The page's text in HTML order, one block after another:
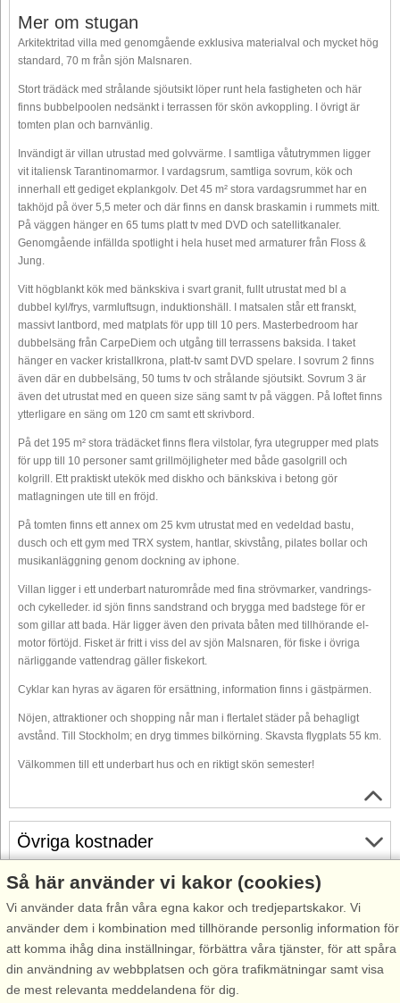
Mer om stugan
Arkitektritad villa med genomgående exklusiva materialval och mycket hög
standard, 70 m från sjön Malsnaren.
Stort trädäck med strålande sjöutsikt löper runt hela fastigheten och här
finns bubbelpoolen nedsänkt i terrassen för skön avkoppling. I övrigt är
tomten plan och barnvänlig.
Invändigt är villan utrustad med golvvärme. I samtliga våtutrymmen ligger
vit italiensk Tarantinomarmor. I vardagsrum, samtliga sovrum, kök och
innerhall ett gediget ekplankgolv. Det 45 m² stora vardagsrummet har en
takhöjd på över 5,5 meter och där finns en dansk braskamin i rummets mitt.
På väggen hänger en 65 tums platt tv med DVD och satellitkanaler.
Genomgående infällda spotlight i hela huset med armaturer från Floss &
Jung.
Vitt högblankt kök med bänkskiva i svart granit, fullt utrustat med bl a
dubbel kyl/frys, varmluftsugn, induktionshäll. I matsalen står ett franskt,
massivt lantbord, med matplats för upp till 10 pers. Masterbedroom har
dubbelsäng från CarpeDiem och utgång till terrassens baksida. I taket
hänger en vacker kristallkrona, platt-tv samt DVD spelare. I sovrum 2 finns
även där en dubbelsäng, 50 tums tv och strålande sjöutsikt. Sovrum 3 är
även det utrustat med en queen size säng samt tv på väggen. På loftet finns
ytterligare en säng om 120 cm samt ett skrivbord.
På det 195 m² stora trädäcket finns flera vilstolar, fyra utegrupper med plats
för upp till 10 personer samt grillmöjligheter med både gasolgrill och
kolgrill. Ett praktiskt utekök med diskho och bänkskiva i betong gör
matlagningen ute till en fröjd.
På tomten finns ett annex om 25 kvm utrustat med en vedeldad bastu,
dusch och ett gym med TRX system, hantlar, skivstång, pilates bollar och
musikanläggning genom dockning av iphone.
Villan ligger i ett underbart naturområde med fina strövmarker, vandrings-
och cykelleder. id sjön finns sandstrand och brygga med badstege för er
som gillar att bada. Här ligger även den privata båten med tillhörande el-
motor förtöjd. Fisket är fritt i viss del av sjön Malsnaren, för fiske i övriga
närliggande vattendrag gäller fiskekort.
Cyklar kan hyras av ägaren för ersättning, information finns i gästpärmen.
Nöjen, attraktioner och shopping når man i flertalet städer på behagligt
avstånd. Till Stockholm; en dryg timmes bilkörning. Skavsta flygplats 55 km.
Välkommen till ett underbart hus och en riktigt skön semester!
Om området
Övriga kostnader
Gratis avbokning
Gratis avbokning fram till 35 dagar före ankomst. Gäller för
ankomster under perioden 25/7-2026 till 31/12-2027
Se villkor här
Så här använder vi kakor (cookies)
Vi använder data från våra egna kakor och tredjepartskakor. Vi
använder dem i kombination med tillhörande personlig information för
att komma ihåg dina inställningar, förbättra våra tjänster, för att spåra
din användning av webbplatsen och göra trafikmätningar samt visa
de mest relevanta meddelandena för dig.